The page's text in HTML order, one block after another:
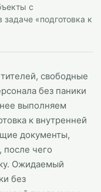
с
задаче «подготовка к
свободные
без паники
выполняем
к внутренней
документы,
после чего
Ожидаемый
без